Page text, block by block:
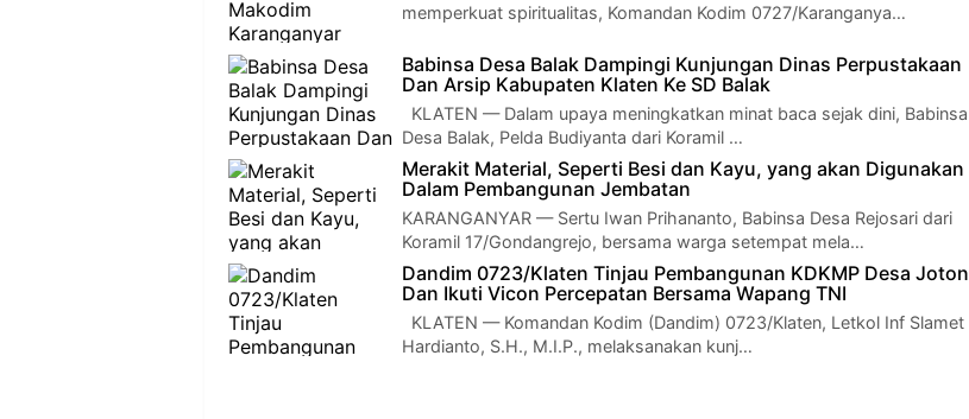
memperkuat spiritualitas, Komandan Kodim 0727/Karanganya…
Babinsa Desa Balak Dampingi Kunjungan Dinas Perpustakaan
Dan Arsip Kabupaten Klaten Ke SD Balak
KLATEN — Dalam upaya meningkatkan minat baca sejak dini, Babinsa
Desa Balak, Pelda Budiyanta dari Koramil …
Merakit Material, Seperti Besi dan Kayu, yang akan Digunakan
Dalam Pembangunan Jembatan
KARANGANYAR — Sertu Iwan Prihananto, Babinsa Desa Rejosari dari
Koramil 17/Gondangrejo, bersama warga setempat mela…
Dandim 0723/Klaten Tinjau Pembangunan KDKMP Desa Joton
Dan Ikuti Vicon Percepatan Bersama Wapang TNI
KLATEN — Komandan Kodim (Dandim) 0723/Klaten, Letkol Inf Slamet
Hardianto, S.H., M.I.P., melaksanakan kunj…